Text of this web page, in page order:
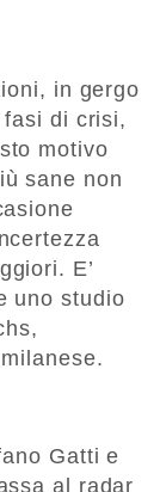
in gergo
di crisi,
motivo
sane non
E’
uno studio
Gatti e
al radar